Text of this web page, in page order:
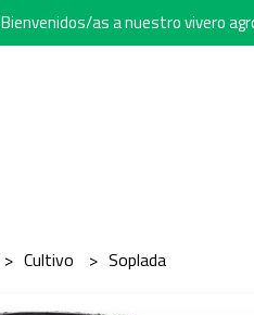
Bienvenidos/as a nuestro vivero
Cultivo Soplada